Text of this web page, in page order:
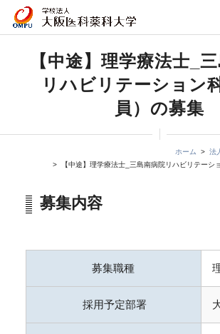
【中途】理学療法士_
リハビリテーション
員）の募集
ホーム 法
【中途】理学療法士_三島南病院リハビリテーシ
募集内容
募集職種
採用予定部署